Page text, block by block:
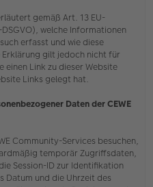
gemäß Art. 13 EU-
welche Informationen
erfasst und wie diese
gilt jedoch nicht für
einen Link zu dieser Website
Links gelegt hat.
Daten der CEWE
Community-Services besuchen,
temporär Zugriffsdaten,
Session-ID zur Identifikation
Datum und die Uhrzeit des